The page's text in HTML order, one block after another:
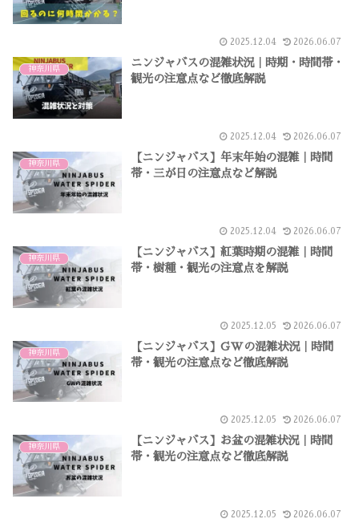
2025.12.04 2026.06.07
神奈川県
ニンジャバスの混雑状況｜時期・時間帯・
観光の注意点など徹底解説
2025.12.04 2026.06.07
神奈川県
【ニンジャバス】年末年始の混雑｜時間
帯・三が日の注意点など解説
2025.12.04 2026.06.07
神奈川県
【ニンジャバス】紅葉時期の混雑｜時間
帯・樹種・観光の注意点を解説
2025.12.05 2026.06.07
神奈川県
【ニンジャバス】GWの混雑状況｜時間
帯・観光の注意点など徹底解説
2025.12.05 2026.06.07
神奈川県
【ニンジャバス】お盆の混雑状況｜時間
帯・観光の注意点など徹底解説
2025.12.05 2026.06.07